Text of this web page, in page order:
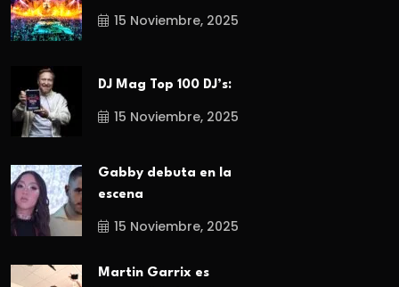
15 Noviembre, 2025
DJ Mag Top 100 DJ’s:
15 Noviembre, 2025
Gabby debuta en la
escena
15 Noviembre, 2025
Martin Garrix es